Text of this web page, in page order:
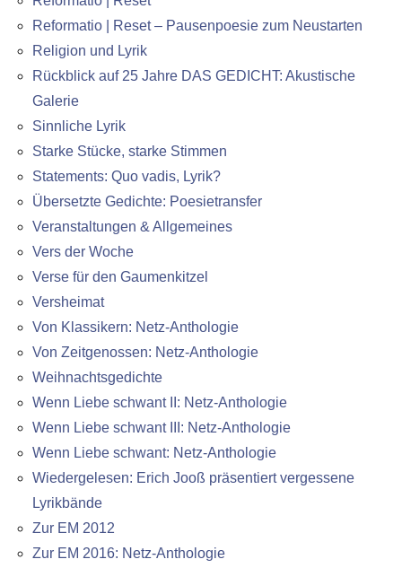
Reformatio | Reset – Pausenpoesie zum Neustarten
Religion und Lyrik
Rückblick auf 25 Jahre DAS GEDICHT: Akustische
Galerie
Sinnliche Lyrik
Starke Stücke, starke Stimmen
Statements: Quo vadis, Lyrik?
Übersetzte Gedichte: Poesietransfer
Veranstaltungen & Allgemeines
Vers der Woche
Verse für den Gaumenkitzel
Versheimat
Von Klassikern: Netz-Anthologie
Von Zeitgenossen: Netz-Anthologie
Weihnachtsgedichte
Wenn Liebe schwant II: Netz-Anthologie
Wenn Liebe schwant III: Netz-Anthologie
Wenn Liebe schwant: Netz-Anthologie
Wiedergelesen: Erich Jooß präsentiert vergessene
Lyrikbände
Zur EM 2012
Zur EM 2016: Netz-Anthologie